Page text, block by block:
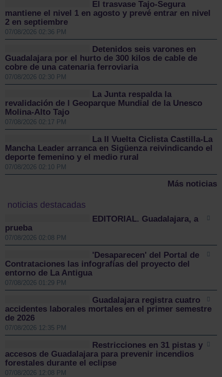
El trasvase Tajo-Segura
mantiene el nivel 1 en agosto y prevé entrar en nivel
2 en septiembre
07/08/2026 02:36 PM
Detenidos seis varones en
Guadalajara por el hurto de 300 kilos de cable de
cobre de una catenaria ferroviaria
07/08/2026 02:30 PM
La Junta respalda la
revalidación de l Geoparque Mundial de la Unesco
Molina-Alto Tajo
07/08/2026 02:17 PM
La II Vuelta Ciclista Castilla-La
Mancha Leader arranca en Sigüenza reivindicando el
deporte femenino y el medio rural
07/08/2026 02:10 PM
Más noticias
noticias destacadas
EDITORIAL. Guadalajara, a
prueba
07/08/2026 02:08 PM
'Desaparecen' del Portal de
Contrataciones las infografías del proyecto del
entorno de La Antigua
07/08/2026 01:29 PM
Guadalajara registra cuatro
accidentes laborales mortales en el primer semestre
de 2026
07/08/2026 12:35 PM
Restricciones en 31 pistas y
accesos de Guadalajara para prevenir incendios
forestales durante el eclipse
07/08/2026 12:08 PM